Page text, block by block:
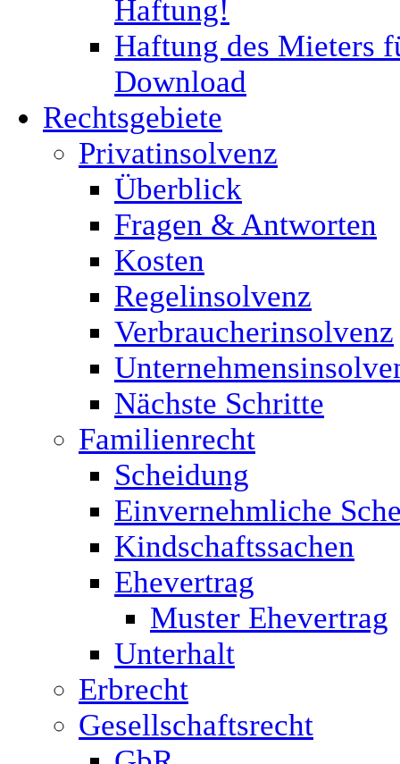
Haftung!
Haftung des Mieters
Download
Rechtsgebiete
Privatinsolvenz
Überblick
Fragen & Antworten
Kosten
Regelinsolvenz
Verbraucherinsolvenz
Nächste Schritte
Familienrecht
Scheidung
Einvernehmliche
Kindschaftssachen
Ehevertrag
Muster Ehevertrag
Unterhalt
Erbrecht
Gesellschaftsrecht